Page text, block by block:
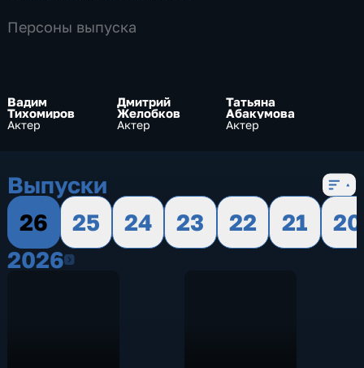
Персоны выпуска
Вадим
Тихомиров
Актер
Дмитрий
Желобков
Актер
Татьяна
Абакумова
Актер
Выпуски
26
25 24 23 22 21
20
20262026